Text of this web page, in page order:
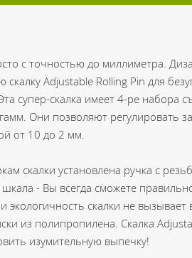
с точностью до миллиметра.
Adjustable Rolling Pin для
супер-скалка имеет 4-ре набора
Они позволяют регулировать
от 10 до 2 мм.
скалки установлена ручка с
- Вы всегда сможете
экологичность скалки не вызывает
из полипропилена. Скалка
изумительную выпечку!